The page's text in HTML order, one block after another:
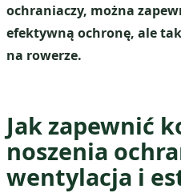
ochraniaczy, można
efektywną ochronę, ale
na rowerze.
Jak zapewnić
noszenia
wentylacja i